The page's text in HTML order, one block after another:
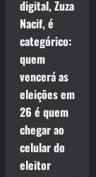
digital, Zuza
Nacif, é
categórico:
quem
vencerá as
eleições em
26 é quem
chegar ao
celular do
eleitor